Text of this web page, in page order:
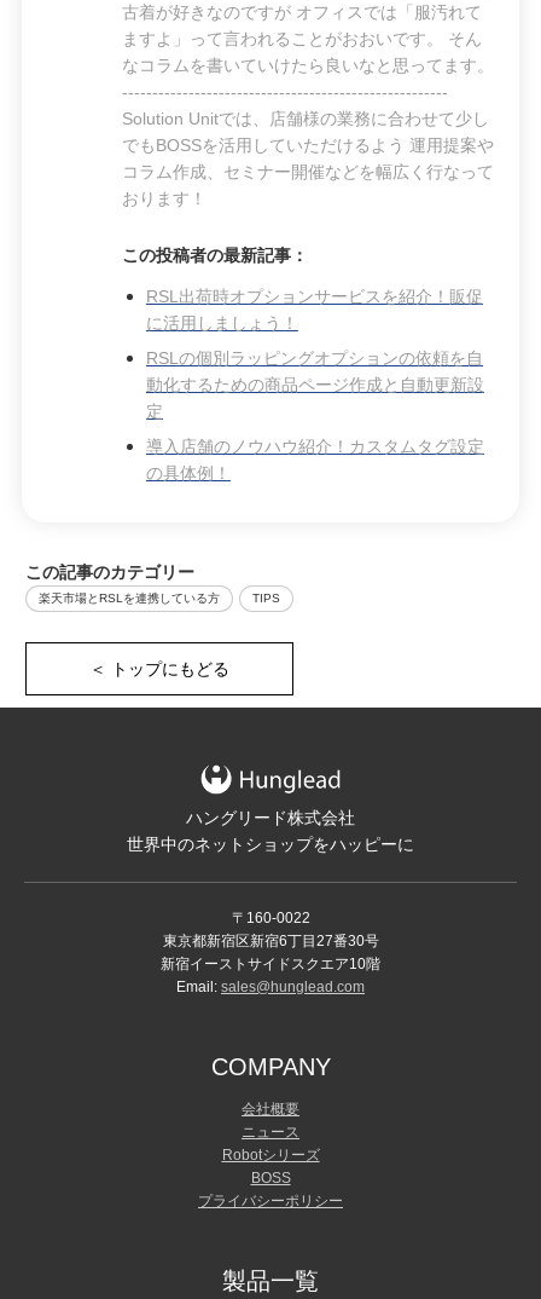
古着が好きなのですが オフィスでは「服汚れて
ますよ」って言われることがおおいです。 そん
なコラムを書いていけたら良いなと思ってます。
------------------------------------------------------
Solution Unitでは、店舗様の業務に合わせて少し
でもBOSSを活用していただけるよう 運用提案や
コラム作成、セミナー開催などを幅広く行なって
おります！
この投稿者の最新記事：
RSL出荷時オプションサービスを紹介！販促
に活用しましょう！
RSLの個別ラッピングオプションの依頼を自
動化するための商品ページ作成と自動更新設
定
導入店舗のノウハウ紹介！カスタムタグ設定
の具体例！
この記事のカテゴリー
楽天市場とRSLを連携している方 TIPS
＜ トップにもどる
ハングリード株式会社
世界中のネットショップをハッピーに
〒160-0022
東京都新宿区新宿6丁目27番30号
新宿イーストサイドスクエア10階
Email: sales@hunglead.com
COMPANY
会社概要
ニュース
Robotシリーズ
BOSS
プライバシーポリシー
製品一覧